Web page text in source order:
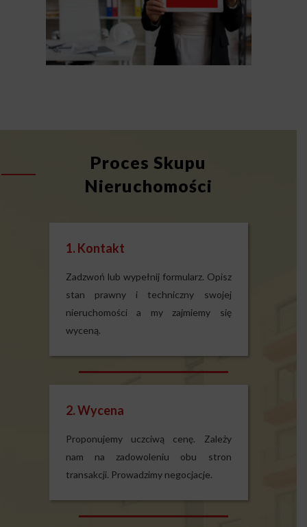
Proces Skupu
Nieruchomości
1. Kontakt
Zadzwoń lub wypełnij formularz. Opisz
stan prawny i techniczny swojej
nieruchomości a my zajmiemy się
wyceną.
2. Wycena
Proponujemy uczciwą cenę. Zależy
nam na zadowoleniu obu stron
transakcji. Prowadzimy negocjacje.